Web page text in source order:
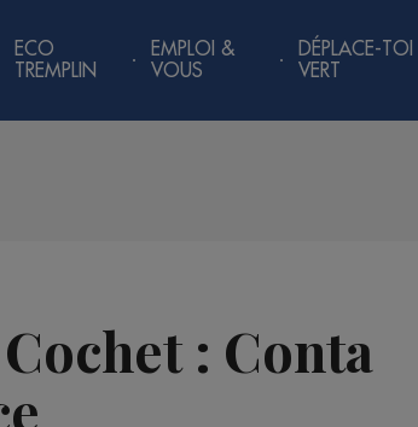
ECO
TREMPLIN
EMPLOI &
VOUS
DÉPLACE-TOI
VERT
: Conta